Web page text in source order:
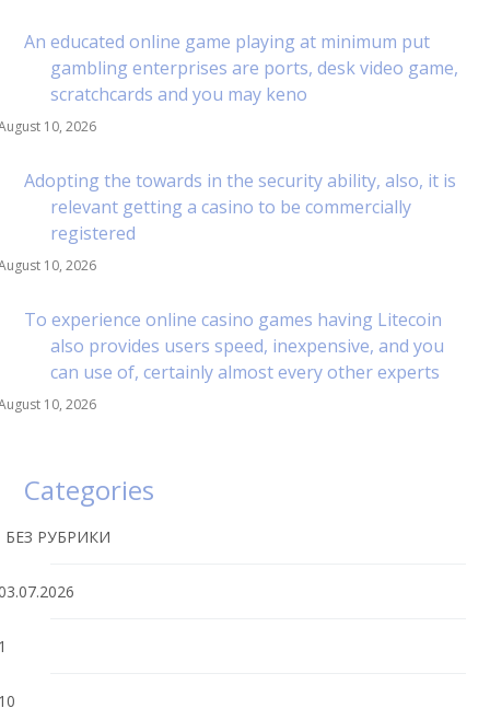
An educated online game playing at minimum put
gambling enterprises are ports, desk video game,
scratchcards and you may keno
10, 2026
Adopting the towards in the security ability, also, it is
relevant getting a casino to be commercially
registered
10, 2026
To experience online casino games having Litecoin
also provides users speed, inexpensive, and you
can use of, certainly almost every other experts
10, 2026
Categories
БЕЗ РУБРИКИ